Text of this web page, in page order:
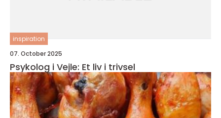
inspiration
07. October 2025
Psykolog i Vejle: Et liv i trivsel